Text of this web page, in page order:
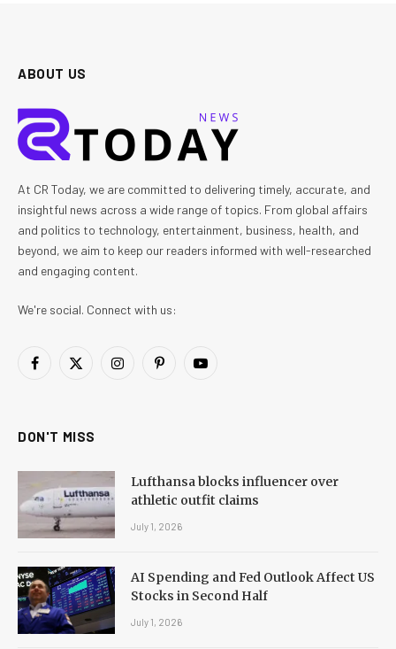
ABOUT US
At CR Today, we are committed to delivering timely, accurate, and
insightful news across a wide range of topics. From global affairs
and politics to technology, entertainment, business, health, and
beyond, we aim to keep our readers informed with well-researched
and engaging content.
We're social. Connect with us:
Facebook
X
InstagramPinterestYouTube
DON'T MISS
Lufthansa blocks influencer over
athletic outfit claims
July 1, 2026
AI Spending and Fed Outlook Affect US
Stocks in Second Half
July 1, 2026